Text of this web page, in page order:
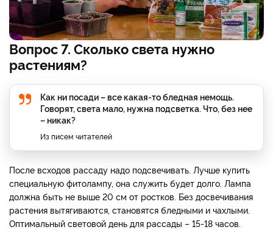
Вопрос 7. Сколько света нужно
растениям?
Как ни посади – все какая-то бледная немощь.
Говорят, света мало, нужна подсветка. Что, без нее
– никак?
Из писем читателей
После всходов рассаду надо подсвечивать. Лучше купить
специальную фитолампу, она служить будет долго. Лампа
должна быть не выше 20 см от ростков. Без досвечивания
растения вытягиваются, становятся бледными и чахлыми.
Оптимальный световой день для рассады – 15-18 часов.